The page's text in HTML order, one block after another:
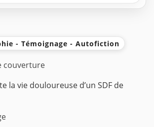
- Témoignage - Autofiction
couverture
la vie douloureuse d’un SDF de